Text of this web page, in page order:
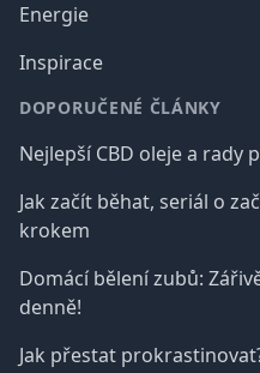
Energie
Inspirace
DOPORUČENÉ ČLÁNKY
Nejlepší CBD oleje a rady
Jak začít běhat, seriál o
krokem
Domácí bělení zubů:
denně!
Jak přestat